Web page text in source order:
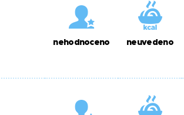
nehodnoceno neuvedeno